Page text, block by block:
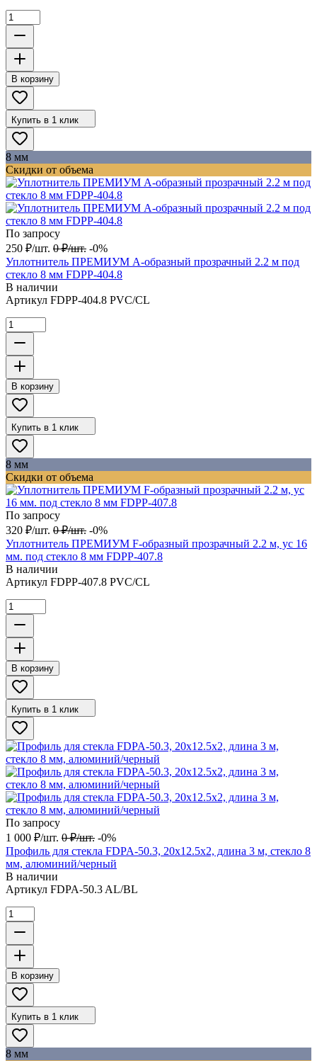
В корзину
Купить в 1 клик
8 мм
Скидки от объема
По запросу
250 ₽/шт. 0 ₽/шт. -0%
Уплотнитель ПРЕМИУМ А-образный прозрачный 2.2 м под
стекло 8 мм FDPP-404.8
В наличии
Артикул FDPP-404.8 PVC/CL
В корзину
Купить в 1 клик
8 мм
Скидки от объема
По запросу
320 ₽/шт. 0 ₽/шт. -0%
Уплотнитель ПРЕМИУМ F-образный прозрачный 2.2 м, ус 16
мм. под стекло 8 мм FDPP-407.8
В наличии
Артикул FDPP-407.8 PVC/CL
В корзину
Купить в 1 клик
По запросу
1 000 ₽/шт. 0 ₽/шт. -0%
Профиль для стекла FDPA-50.3, 20х12.5х2, длина 3 м, стекло 8
мм, алюминий/черный
В наличии
Артикул FDPA-50.3 AL/BL
В корзину
Купить в 1 клик
8 мм